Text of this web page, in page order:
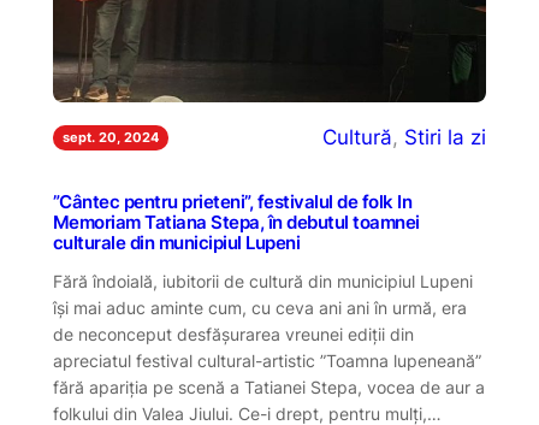
sept. 20, 2024 Cultură, Stiri la zi
”Cântec pentru prieteni”, festivalul de folk In
Memoriam Tatiana Stepa, în debutul toamnei
culturale din municipiul Lupeni
Fără îndoială, iubitorii de cultură din municipiul Lupeni
își mai aduc aminte cum, cu ceva ani ani în urmă, era
de neconceput desfășurarea vreunei ediții din
apreciatul festival cultural-artistic ”Toamna lupeneană”
fără apariția pe scenă a Tatianei Stepa, vocea de aur a
folkului din Valea Jiului. Ce-i drept, pentru mulți,…